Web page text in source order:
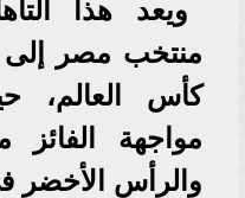
ويعد هذا
كأس العالم،
مواجهة الفائز
والرأس الأخضر